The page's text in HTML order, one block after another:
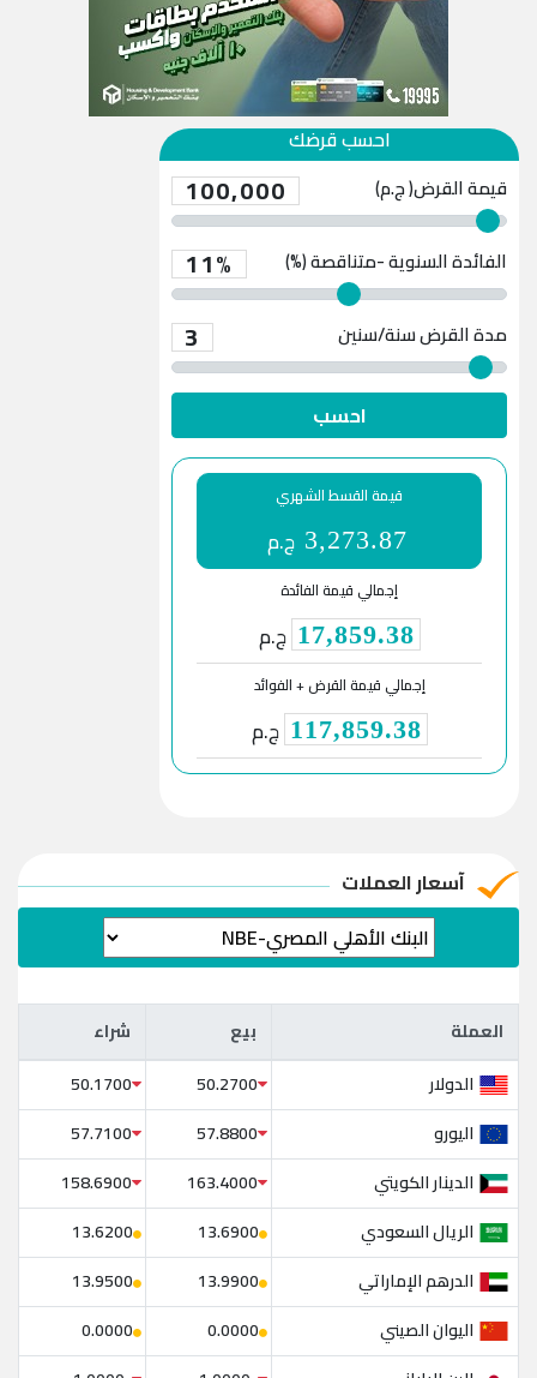
احسب قرضك
قيمة القرض( ج.م) 100,000
الفائدة السنوية -متناقصة (%) 11%
مدة القرض 3 سنة/سنين
احسب
قيمة القسط الشهري
3,273.87 ج.م
إجمالي قيمة الفائدة
17,859.38 ج.م
إجمالي قيمة القرض + الفوائد
117,859.38 ج.م
آسعار العملات
العملة بيع شراء العملة بيع
شراء
الدولار
50.2700
50.1700
اليورو
57.8800
57.7100
الدينار الكويتي
163.4000
158.6900
الريال السعودي
13.6900
13.6200
الدرهم الإماراتي
13.9900
13.9500
اليوان الصيني
0.0000
0.0000